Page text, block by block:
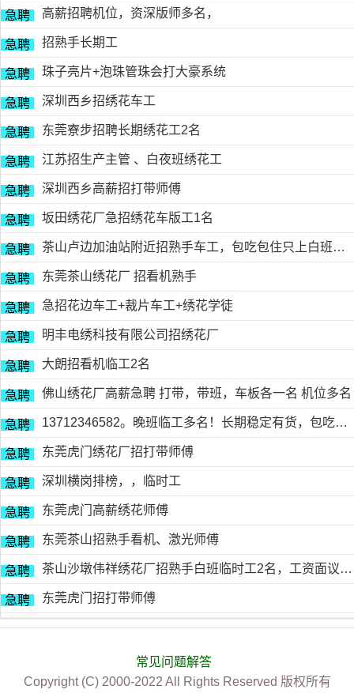
急聘 高薪招聘机位，资深版师多名，
急聘 招熟手长期工
急聘 珠子亮片+泡珠管珠会打大豪系统
急聘 深圳西乡招绣花车工
急聘 东莞寮步招聘长期绣花工2名
急聘 江苏招生产主管 、白夜班绣花工
急聘 深圳西乡高薪招打带师傅
急聘 坂田绣花厂急招绣花车版工1名
急聘 茶山卢边加油站附近招熟手车工，包吃包住只上白班，工资面议有的请电德胜13546915117
急聘 东莞茶山绣花厂 招看机熟手
急聘 急招花边车工+裁片车工+绣花学徒
急聘 明丰电绣科技有限公司招绣花厂
急聘 大朗招看机临工2名
急聘 佛山绣花厂高薪急聘 打带，带班，车板各一名 机位多名
急聘 13712346582。晚班临工多名！长期稳定有货，包吃包住
急聘 东莞虎门绣花厂招打带师傅
急聘 深圳横岗排榜，，临时工
急聘 东莞虎门高薪绣花师傅
急聘 东莞茶山招熟手看机、激光师傅
急聘 茶山沙墩伟祥绣花厂招熟手白班临时工2名，工资面议，包吃住有的请电18676754153黎生
急聘 东莞虎门招打带师傅
常见问题解答
Copyright (C) 2000-2022 All Rights Reserved 版权所有